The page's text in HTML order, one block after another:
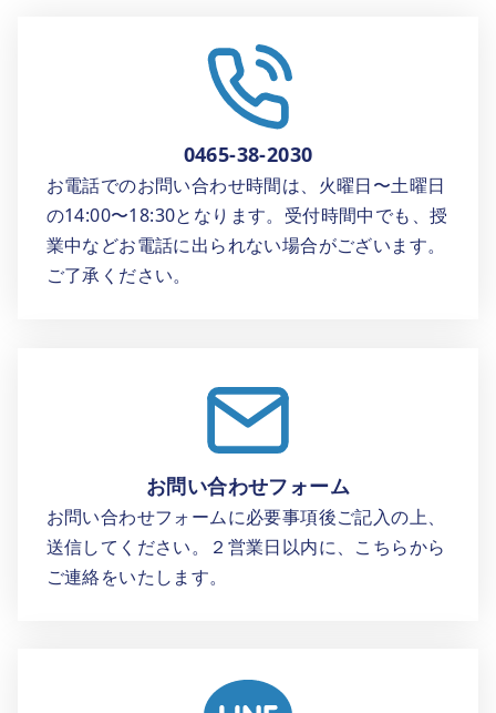
0465-38-2030
お電話でのお問い合わせ時間は、火曜日〜土曜日
の14:00〜18:30となります。受付時間中でも、授
業中などお電話に出られない場合がございます。
ご了承ください。
お問い合わせフォーム
お問い合わせフォームに必要事項後ご記入の上、
送信してください。２営業日以内に、こちらから
ご連絡をいたします。